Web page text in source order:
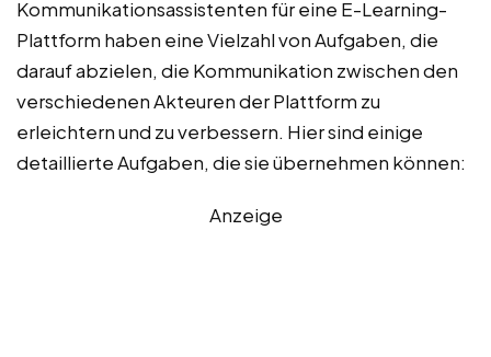
Kommunikationsassistenten für eine E-Learning-
Plattform haben eine Vielzahl von Aufgaben, die
darauf abzielen, die Kommunikation zwischen den
verschiedenen Akteuren der Plattform zu
erleichtern und zu verbessern. Hier sind einige
detaillierte Aufgaben, die sie übernehmen können:
Anzeige